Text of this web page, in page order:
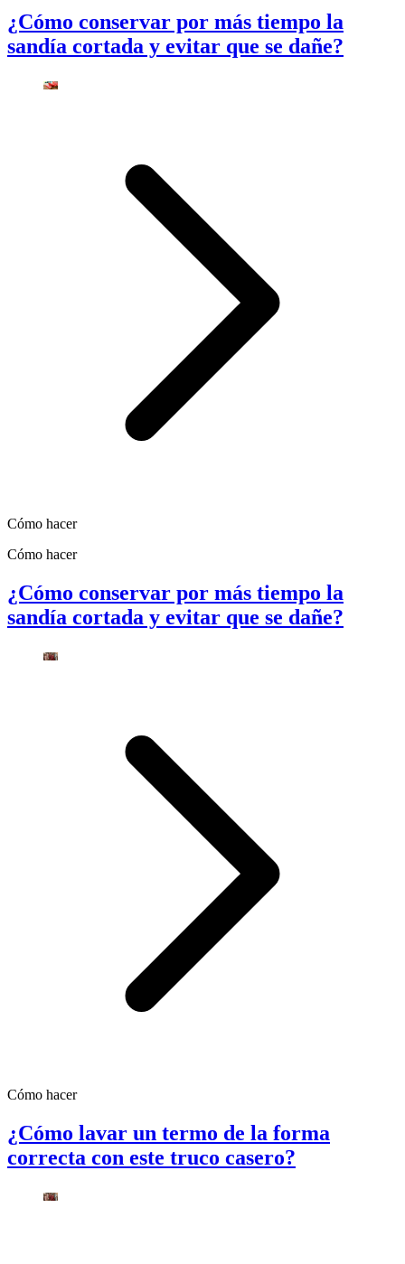
¿Cómo conservar por más tiempo la
sandía cortada y evitar que se dañe?
Cómo hacer
Cómo hacer
¿Cómo conservar por más tiempo la
sandía cortada y evitar que se dañe?
Cómo hacer
¿Cómo lavar un termo de la forma
correcta con este truco casero?